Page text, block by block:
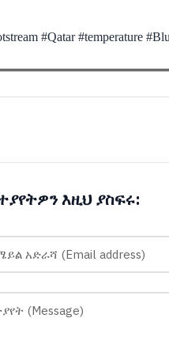
#Qatar #temperature
እዚህ ያስፍሩ: